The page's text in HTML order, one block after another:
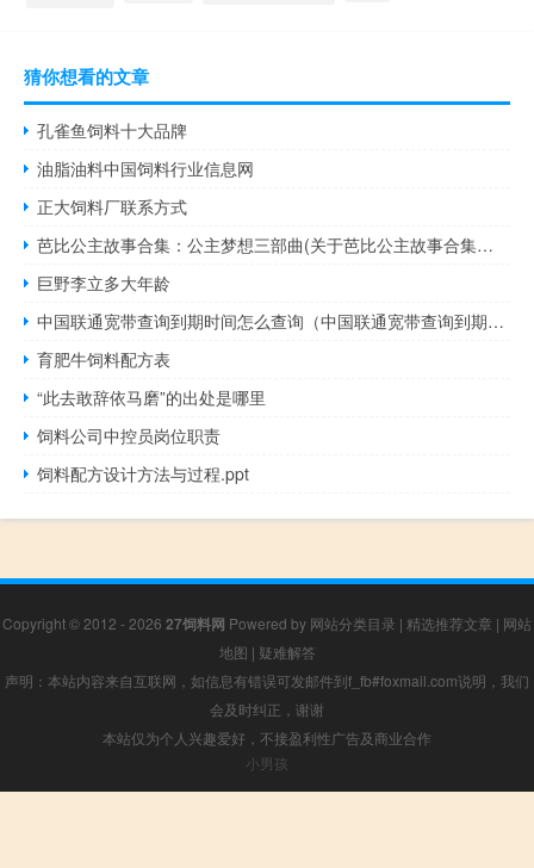
猜你想看的文章
孔雀鱼饲料十大品牌
油脂油料中国饲料行业信息网
正大饲料厂联系方式
芭比公主故事合集：公主梦想三部曲(关于芭比公主故事合集：公主梦想三部曲简述)
巨野李立多大年龄
中国联通宽带查询到期时间怎么查询（中国联通宽带查询到期时间）
育肥牛饲料配方表
“此去敢辞依马磨”的出处是哪里
饲料公司中控员岗位职责
饲料配方设计方法与过程.ppt
Copyright © 2012 - 2026 27饲料网 Powered by 网站分类目录 | 精选推荐文章 | 网站
地图 | 疑难解答
声明：本站内容来自互联网，如信息有错误可发邮件到f_fb#foxmail.com说明，我们
会及时纠正，谢谢
本站仅为个人兴趣爱好，不接盈利性广告及商业合作
小男孩